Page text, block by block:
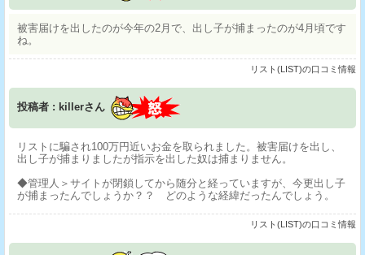
被害届けを出したのが今年の2月で、出し子が捕まったのが4月頃です
ね。
リスト(LIST)の口コミ情報
投稿者 : killerさん
リストに騙され100万円近いお金を取られました。被害届けを出し、
出し子が捕まりましたが指示を出した奴は捕まりません。
◆管理人＞サイトが閉鎖してから随分と経っていますが、今更出し子
が捕まったんでしょうか？？ どのような経緯だったんでしょう。
リスト(LIST)の口コミ情報